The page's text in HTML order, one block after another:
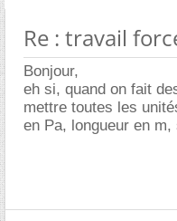
Re : travail
Bonjour,
eh si, quand on fait
mettre toutes les
en Pa, longueur en m,